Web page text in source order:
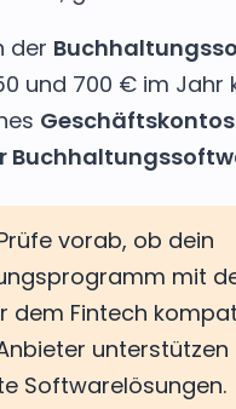
der
und 700 € im Jahr
vorab, ob dein
mit
dem Fintech
unterstützen
Softwarelösungen.